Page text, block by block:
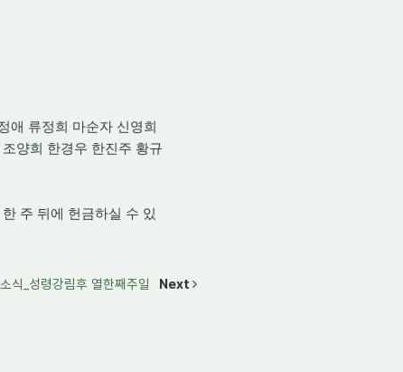
애 류정희 마순자 신영희
양희 한경우 한진주 황규
주 뒤에 헌금하실 수 있
식_성령강림후 열한째주일 Next